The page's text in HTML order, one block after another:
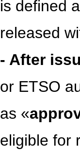
is defined
released
- After
or ETSO
as «
eligible for